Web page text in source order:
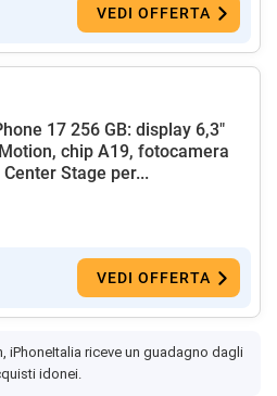
VEDI OFFERTA
17 256 GB: display 6,3"
chip A19, fotocamera
Stage per...
VEDI OFFERTA
iPhoneItalia riceve un guadagno dagli
idonei.